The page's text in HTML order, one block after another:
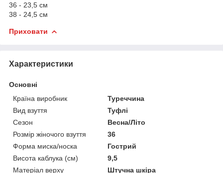
36 - 23,5 см
38 - 24,5 см
Приховати
Характеристики
Основні
Країна виробник
Туреччина
Вид взуття
Туфлі
Сезон
Весна/Літо
Розмір жіночого взуття
36
Форма миска/носка
Гострий
Висота каблука (см)
9,5
Матеріал верху
Штучна шкіра